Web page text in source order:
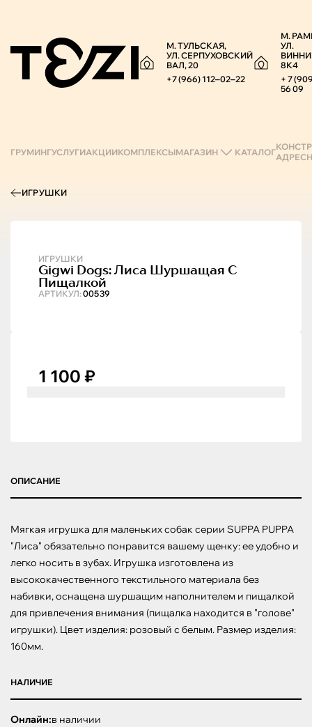
М. ТУЛЬСКАЯ,
УЛ. СЕРПУХОВСКИЙ
ВАЛ, 20
+7 (966) 112‒02‒22
М.
УЛ.
8К4
+ 7
56 09
ГРУМИНГУСЛУГИАКЦИИКОМПЛЕКСЫМАГАЗИН КАТАЛОГ
ИГРУШКИ
ИГРУШКИ
АРТИКУЛ: 00539
Gigwi Dogs: Лиса Шуршащая С
Пищалкой
1 100 ₽
ОПИСАНИЕ
Мягкая игрушка для маленьких собак серии SUPPA PUPPA
"Лиса" обязательно понравится вашему щенку: ее удобно и
легко носить в зубах. Игрушка изготовлена из
высококачественного текстильного материала без
набивки, оснащена шуршащим наполнителем и пищалкой
для привлечения внимания (пищалка находится в "голове"
игрушки). Цвет изделия: розовый с белым. Размер изделия:
160мм.
НАЛИЧИЕ
Онлайн:в наличии